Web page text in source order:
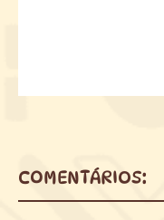
COMENTÁRIOS: